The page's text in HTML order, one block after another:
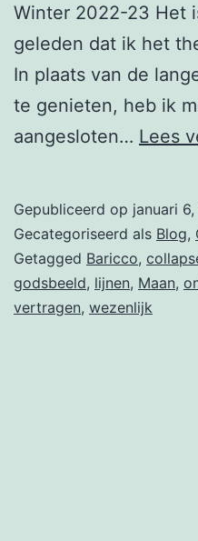
Winter 2022-23 Het
geleden dat ik het
In plaats van de
te genieten, heb ik
aangesloten… Lees
Gepubliceerd op januari
Gecategoriseerd als Blog,
Getagged Baricco,
godsbeeld, lijnen, Maan,
vertragen, wezenlijk